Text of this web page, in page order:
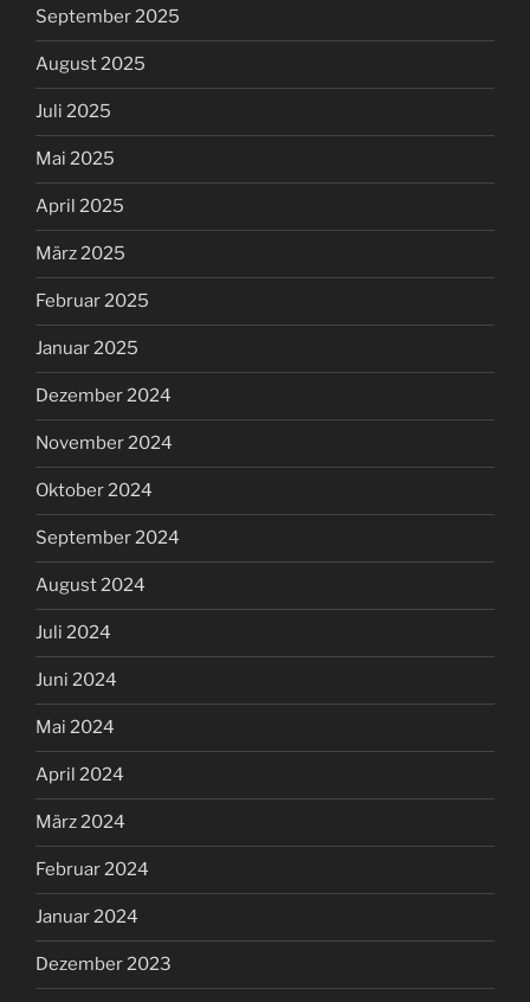
September 2025
August 2025
Juli 2025
Mai 2025
April 2025
März 2025
Februar 2025
Januar 2025
Dezember 2024
November 2024
Oktober 2024
September 2024
August 2024
Juli 2024
Juni 2024
Mai 2024
April 2024
März 2024
Februar 2024
Januar 2024
Dezember 2023